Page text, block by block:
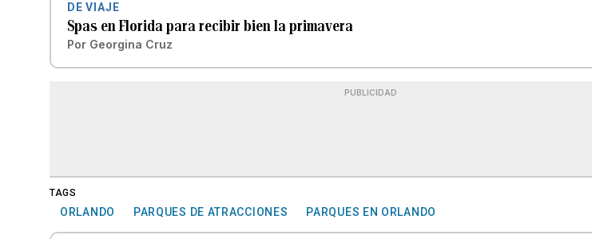
DE VIAJE
Spas en Florida para recibir bien la primavera
Por Georgina Cruz
PUBLICIDAD
TAGS
ORLANDO PARQUES DE ATRACCIONES PARQUES EN ORLANDO